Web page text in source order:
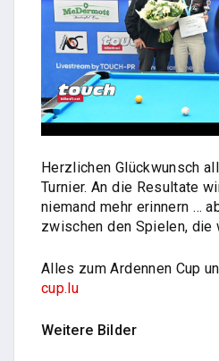
Herzlichen Glückwunsch
Turnier. An die Resultate
niemand mehr erinnern …
zwischen den Spielen, die
Alles zum Ardennen Cup
cup.lu
Weitere Bilder